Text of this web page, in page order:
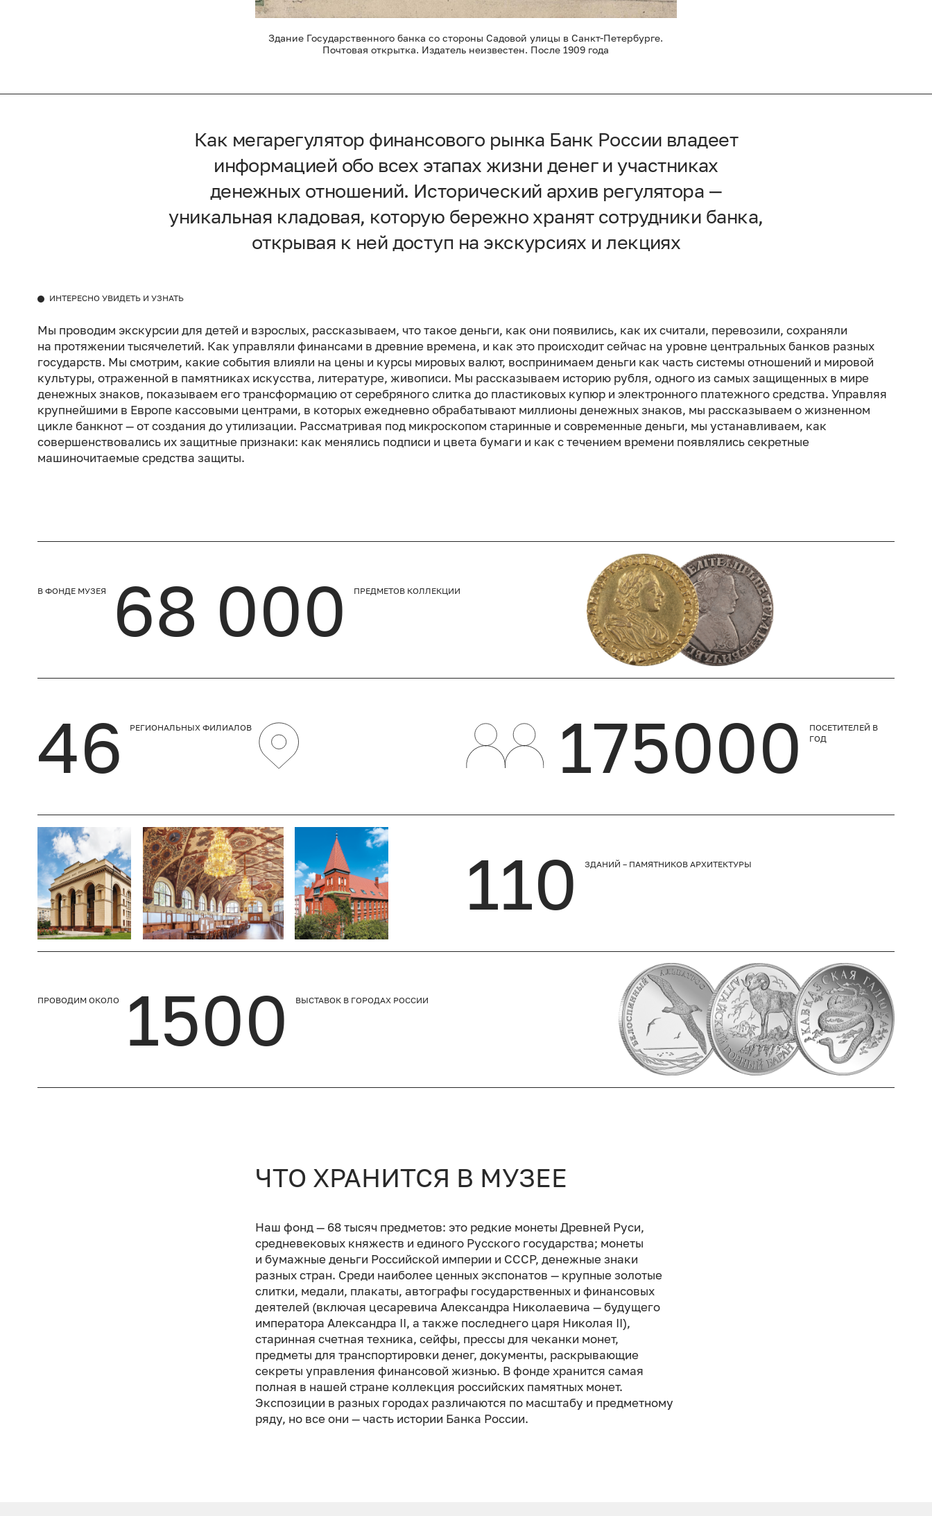
Здание Государственного банка со стороны Садовой улицы в Санкт-Петербурге.
Почтовая открытка. Издатель неизвестен. После 1909 года
Как мегарегулятор финансового рынка Банк России владеет
информацией обо всех этапах жизни денег и участниках
денежных отношений. Исторический архив регулятора —
уникальная кладовая, которую бережно хранят сотрудники банка,
открывая к ней доступ на экскурсиях и лекциях
ИНТЕРЕСНО УВИДЕТЬ И УЗНАТЬ
Мы проводим экскурсии для детей и взрослых, рассказываем, что такое деньги, как они появились, как их считали, перевозили, сохраняли
на протяжении тысячелетий. Как управляли финансами в древние времена, и как это происходит сейчас на уровне центральных банков разных
государств. Мы смотрим, какие события влияли на цены и курсы мировых валют, воспринимаем деньги как часть системы отношений и мировой
культуры, отраженной в памятниках искусства, литературе, живописи. Мы рассказываем историю рубля, одного из самых защищенных в мире
денежных знаков, показываем его трансформацию от серебряного слитка до пластиковых купюр и электронного платежного средства. Управляя
крупнейшими в Европе кассовыми центрами, в которых ежедневно обрабатывают миллионы денежных знаков, мы рассказываем о жизненном
цикле банкнот — от создания до утилизации. Рассматривая под микроскопом старинные и современные деньги, мы устанавливаем, как
совершенствовались их защитные признаки: как менялись подписи и цвета бумаги и как с течением времени появлялись секретные
машиночитаемые средства защиты.
В ФОНДЕ МУЗЕЯ 68 000 ПРЕДМЕТОВ КОЛЛЕКЦИИ
46 РЕГИОНАЛЬНЫХ ФИЛИАЛОВ 175000 ПОСЕТИТЕЛЕЙ В
ГОД
110 ЗДАНИЙ – ПАМЯТНИКОВ АРХИТЕКТУРЫ
ПРОВОДИМ ОКОЛО 1500 ВЫСТАВОК В ГОРОДАХ РОССИИ
ЧТО ХРАНИТСЯ В МУЗЕЕ
Наш фонд — 68 тысяч предметов: это редкие монеты Древней Руси,
средневековых княжеств и единого Русского государства; монеты
и бумажные деньги Российской империи и СССР, денежные знаки
разных стран. Среди наиболее ценных экспонатов — крупные золотые
слитки, медали, плакаты, автографы государственных и финансовых
деятелей (включая цесаревича Александра Николаевича — будущего
императора Александра II, а также последнего царя Николая II),
старинная счетная техника, сейфы, прессы для чеканки монет,
предметы для транспортировки денег, документы, раскрывающие
секреты управления финансовой жизнью. В фонде хранится самая
полная в нашей стране коллекция российских памятных монет.
Экспозиции в разных городах различаются по масштабу и предметному
ряду, но все они — часть истории Банка России.